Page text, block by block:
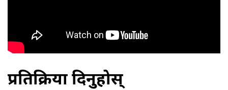
प्रतिक्रिया दिनुहोस्